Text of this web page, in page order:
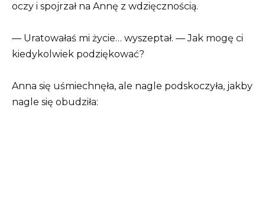
oczy i spojrzał na Annę z wdzięcznością.
— Uratowałaś mi życie… wyszeptał. — Jak mogę ci
kiedykolwiek podziękować?
Anna się uśmiechnęła, ale nagle podskoczyła, jakby
nagle się obudziła: